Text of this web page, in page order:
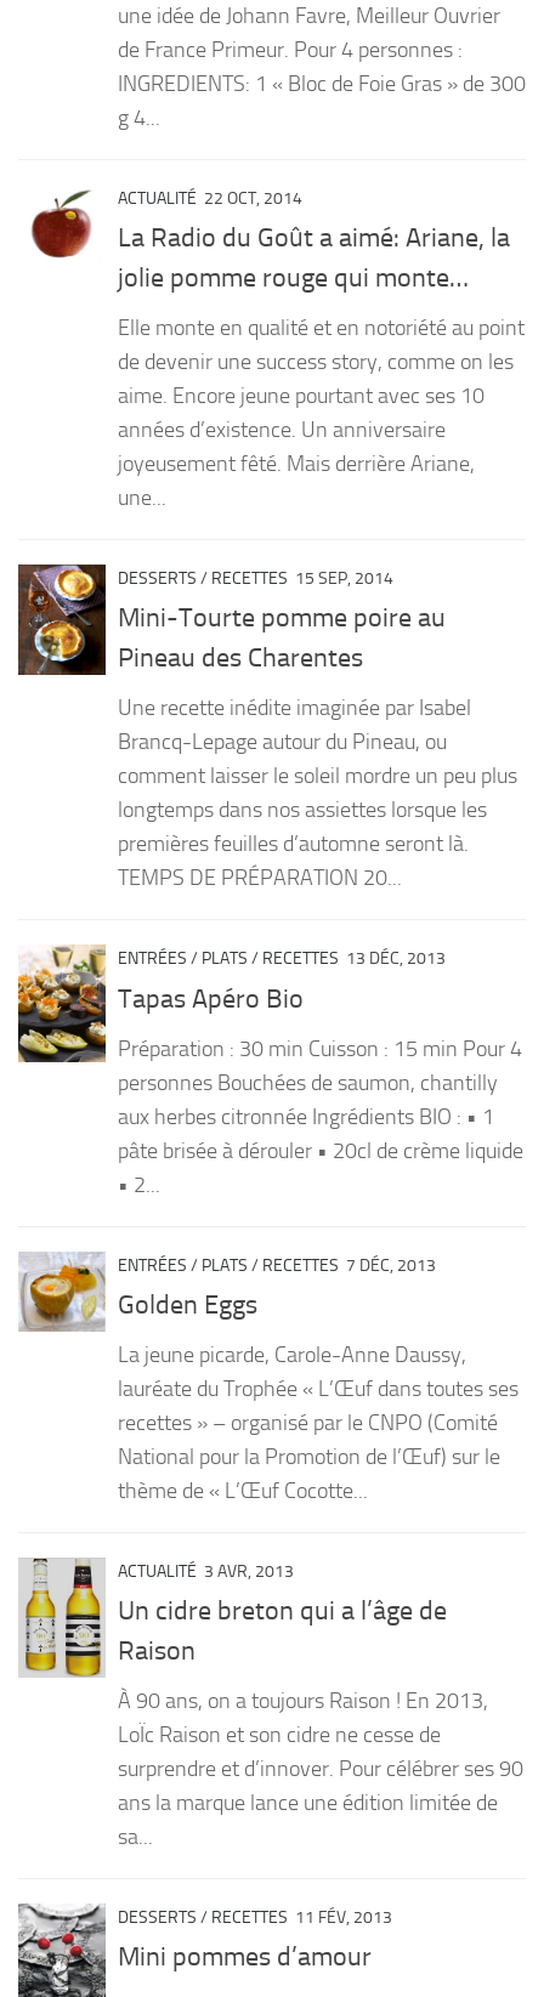
une idée de Johann Favre, Meilleur Ouvrier
de France Primeur. Pour 4 personnes :
INGREDIENTS: 1 « Bloc de Foie Gras » de 300
g 4...
ACTUALITÉ 22 OCT, 2014
La Radio du Goût a aimé: Ariane, la
jolie pomme rouge qui monte…
Elle monte en qualité et en notoriété au point
de devenir une success story, comme on les
aime. Encore jeune pourtant avec ses 10
années d’existence. Un anniversaire
joyeusement fêté. Mais derrière Ariane,
une...
DESSERTS / RECETTES 15 SEP, 2014
Mini-Tourte pomme poire au
Pineau des Charentes
Une recette inédite imaginée par Isabel
Brancq-Lepage autour du Pineau, ou
comment laisser le soleil mordre un peu plus
longtemps dans nos assiettes lorsque les
premières feuilles d’automne seront là.
TEMPS DE PRÉPARATION 20...
ENTRÉES / PLATS / RECETTES 13 DÉC, 2013
Tapas Apéro Bio
Préparation : 30 min Cuisson : 15 min Pour 4
personnes Bouchées de saumon, chantilly
aux herbes citronnée Ingrédients BIO : • 1
pâte brisée à dérouler • 20cl de crème liquide
• 2...
ENTRÉES / PLATS / RECETTES 7 DÉC, 2013
Golden Eggs
La jeune picarde, Carole-Anne Daussy,
lauréate du Trophée « L’Œuf dans toutes ses
recettes » – organisé par le CNPO (Comité
National pour la Promotion de l’Œuf) sur le
thème de « L’Œuf Cocotte...
ACTUALITÉ 3 AVR, 2013
Un cidre breton qui a l’âge de
Raison
À 90 ans, on a toujours Raison ! En 2013,
LoÏc Raison et son cidre ne cesse de
surprendre et d’innover. Pour célébrer ses 90
ans la marque lance une édition limitée de
sa...
DESSERTS / RECETTES 11 FÉV, 2013
Mini pommes d’amour